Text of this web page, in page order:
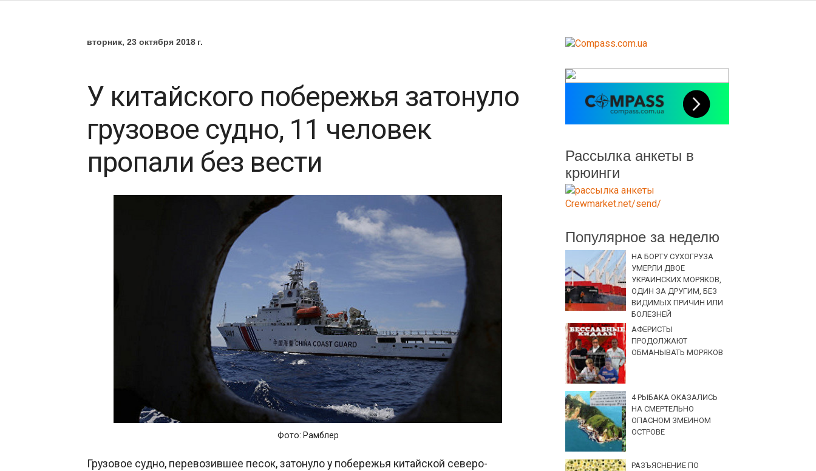
вторник, 23 октября 2018 г.
У китайского побережья затонуло
грузовое судно, 11 человек
пропали без вести
Фото: Рамблер
Грузовое судно, перевозившее песок, затонуло у побережья китайской северо-
Рассылка анкеты в
крюинги
Популярное за неделю
НА БОРТУ СУХОГРУЗА
УМЕРЛИ ДВОЕ
УКРАИНСКИХ МОРЯКОВ,
ОДИН ЗА ДРУГИМ, БЕЗ
ВИДИМЫХ ПРИЧИН ИЛИ
БОЛЕЗНЕЙ
АФЕРИСТЫ
ПРОДОЛЖАЮТ
ОБМАНЫВАТЬ МОРЯКОВ
4 РЫБАКА ОКАЗАЛИСЬ
НА СМЕРТЕЛЬНО
ОПАСНОМ ЗМЕИНОМ
ОСТРОВЕ
РАЗЪЯСНЕНИЕ ПО